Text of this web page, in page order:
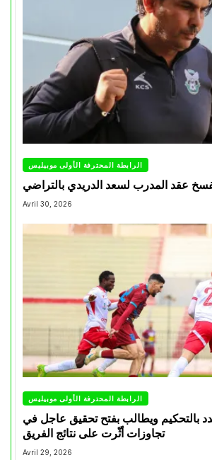
الرابطة المحترفة الأولى موبيليس
عقد المدرب لسعد الدريدي بالتراضي
Avril 30, 2026
الرابطة المحترفة الأولى موبيليس
بالتحكيم ويطالب بفتح تحقيق عاجل في
تجاوزات أثّرت على نتائج الفريق
Avril 29, 2026